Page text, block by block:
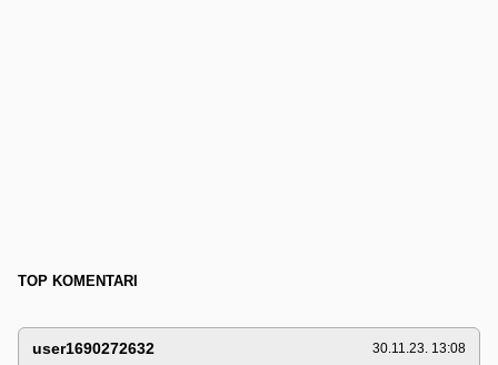
TOP KOMENTARI
user1690272632 30.11.23. 13:08